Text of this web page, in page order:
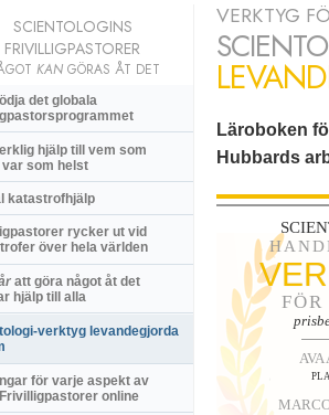
VERKTYG
Läroboken
Hubbards
AVA
SCIENTOLOGINS
FRIVILLIGPASTORER
KANGÖRAS ÅT DET
det globala
hjälp till vem som
var som helst
katastrofhjälp
rycker ut vid
över hela världen
att göra något åt det
hjälp till alla
verktyg levandegjorda
för varje aspekt av
online